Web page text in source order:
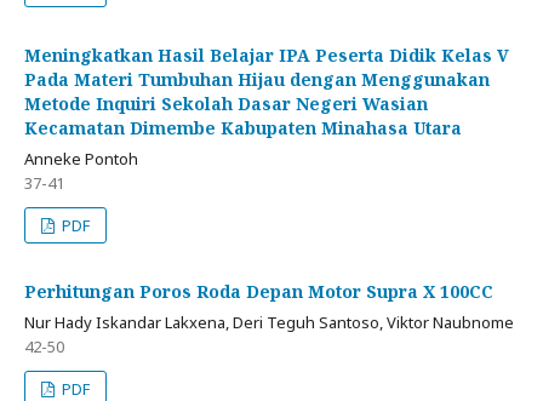
Meningkatkan Hasil Belajar IPA Peserta Didik Kelas V
Pada Materi Tumbuhan Hijau dengan Menggunakan
Metode Inquiri Sekolah Dasar Negeri Wasian
Kecamatan Dimembe Kabupaten Minahasa Utara
Anneke Pontoh
37-41
PDF
Perhitungan Poros Roda Depan Motor Supra X 100CC
Nur Hady Iskandar Lakxena, Deri Teguh Santoso, Viktor Naubnome
42-50
PDF